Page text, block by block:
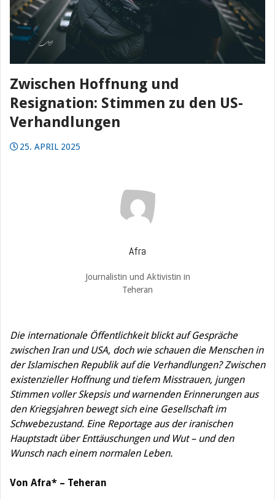
Zwischen Hoffnung und
Resignation: Stimmen zu den US-
Verhandlungen
25. APRIL 2025
Afra
Journalistin und Aktivistin in
Teheran
Die internationale Öffentlichkeit blickt auf Gespräche
zwischen Iran und USA, doch wie schauen die Menschen in
der Islamischen Republik auf die Verhandlungen? Zwischen
existenzieller Hoffnung und tiefem Misstrauen, jungen
Stimmen voller Skepsis und warnenden Erinnerungen aus
den Kriegsjahren bewegt sich eine Gesellschaft im
Schwebezustand. Eine Reportage aus der iranischen
Hauptstadt über Enttäuschungen und Wut – und den
Wunsch nach einem normalen Leben.
Von Afra* – Teheran